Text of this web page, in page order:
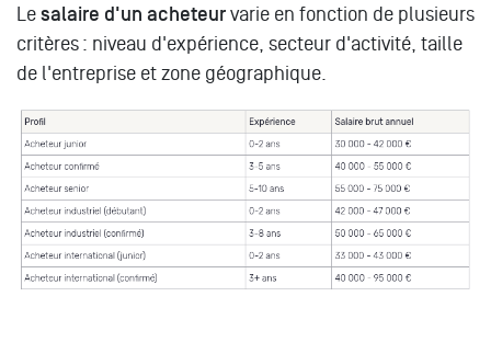
Le salaire d'un acheteur varie en fonction de plusieurs
critères : niveau d'expérience, secteur d'activité, taille
de l'entreprise et zone géographique.